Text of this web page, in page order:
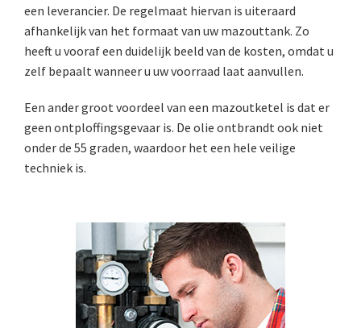
een leverancier. De regelmaat hiervan is uiteraard
afhankelijk van het formaat van uw mazouttank. Zo
heeft u vooraf een duidelijk beeld van de kosten, omdat u
zelf bepaalt wanneer u uw voorraad laat aanvullen.
Een ander groot voordeel van een mazoutketel is dat er
geen ontploffingsgevaar is. De olie ontbrandt ook niet
onder de 55 graden, waardoor het een hele veilige
techniek is.